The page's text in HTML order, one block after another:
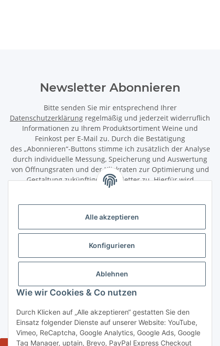
Alle akzeptieren
Konfigurieren
Ablehnen
Wie wir Cookies & Co nutzen
Durch Klicken auf „Alle akzeptieren“ gestatten Sie den
Einsatz folgender Dienste auf unserer Website: YouTube,
Vimeo, ReCaptcha, Google Analytics, Google Ads, Google
Tag Manager, uptain, Brevo, PayPal Express Checkout
Newsletter Abonnieren
Bitte senden Sie mir entsprechend Ihrer
Datenschutzerklärung regelmäßig und jederzeit widerruflich
Informationen zu Ihrem Produktsortiment Weine und
Feinkost per E-Mail zu. Durch die Bestätigung
des „Abonnieren“-Buttons stimme ich zusätzlich der Analyse
durch individuelle Messung, Speicherung und Auswertung
von Öffnungsraten und der Klickraten zur Optimierung und
Gestaltung zukünftiger Newsletter zu. Hierfür wird
das Nutzungsverhalten in pseudonymisierter Form
Wirkung für die Zukunft über den Link in unserem Newsletter
abbestellen / widerrufen.
Gesetzliche Informationen
Informationen